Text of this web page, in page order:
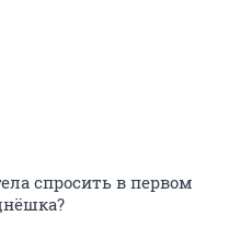
спросить в первом